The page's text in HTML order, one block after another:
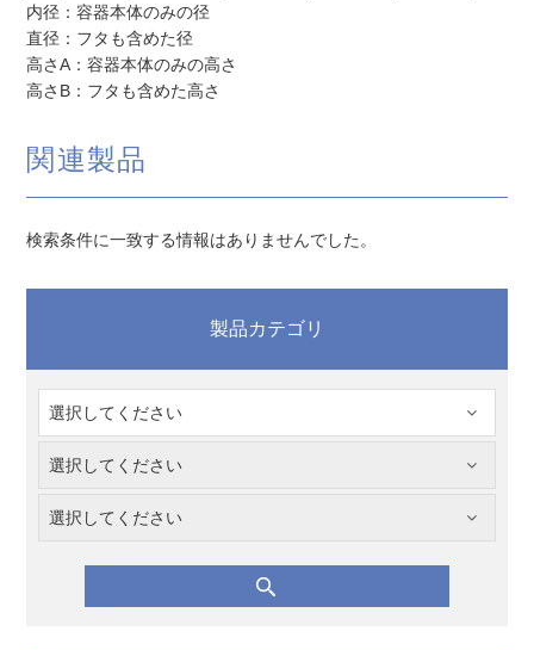
内径：容器本体のみの径
直径：フタも含めた径
高さA：容器本体のみの高さ
高さB：フタも含めた高さ
関連製品
検索条件に一致する情報はありませんでした。
製品カテゴリ